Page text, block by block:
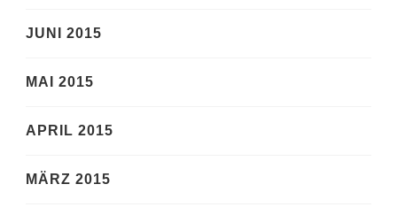
JUNI 2015
MAI 2015
APRIL 2015
MÄRZ 2015